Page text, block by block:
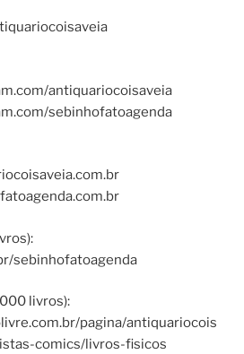
antiquariocoisaveia
sebinhofatoagenda
sebinhofatoagenda
livros):
pagina/antiquariocois
comics/livros-fisicos